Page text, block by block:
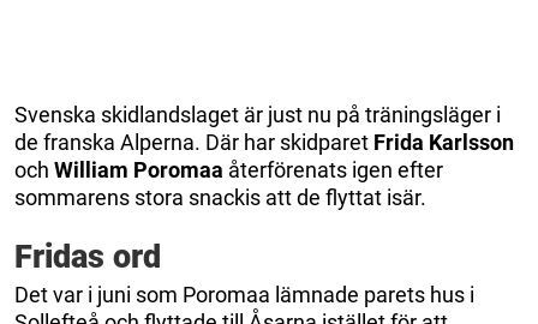
Svenska skidlandslaget är just nu på träningsläger i
de franska Alperna. Där har skidparet Frida Karlsson
och William Poromaa återförenats igen efter
sommarens stora snackis att de flyttat isär.
Fridas ord
Det var i juni som Poromaa lämnade parets hus i